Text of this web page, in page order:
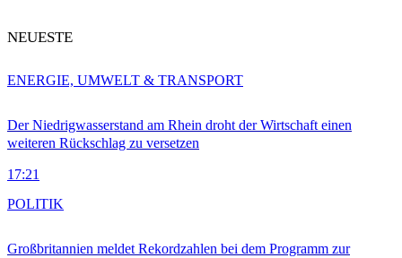
NEUESTE
Der Niedrigwasserstand am Rhein droht der Wirtschaft einen
weiteren Rückschlag zu versetzen
17:21
ENERGIE, UMWELT & TRANSPORT
Großbritannien meldet Rekordzahlen bei dem Programm zur
POLITIK